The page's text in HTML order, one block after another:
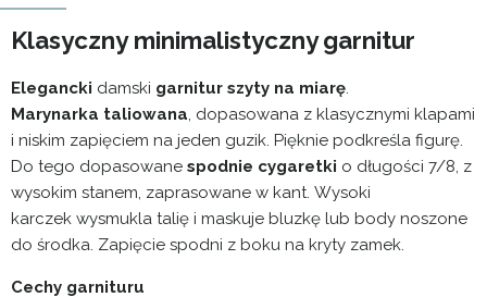
Klasyczny minimalistyczny garnitur
Elegancki damski garnitur szyty na miarę.
Marynarka taliowana, dopasowana z klasycznymi klapami
i niskim zapięciem na jeden guzik. Pięknie podkreśla figurę.
Do tego dopasowane spodnie cygaretki o długości 7/8, z
wysokim stanem, zaprasowane w kant. Wysoki
karczek wysmukla talię i maskuje bluzkę lub body noszone
do środka. Zapięcie spodni z boku na kryty zamek.
Cechy garnituru